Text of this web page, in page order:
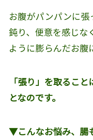
お腹がパンパンに
鈍り、便意を感じな
ように膨らんだお腹
「張り」を取るこ
となのです。
▼こんなお悩み、腸